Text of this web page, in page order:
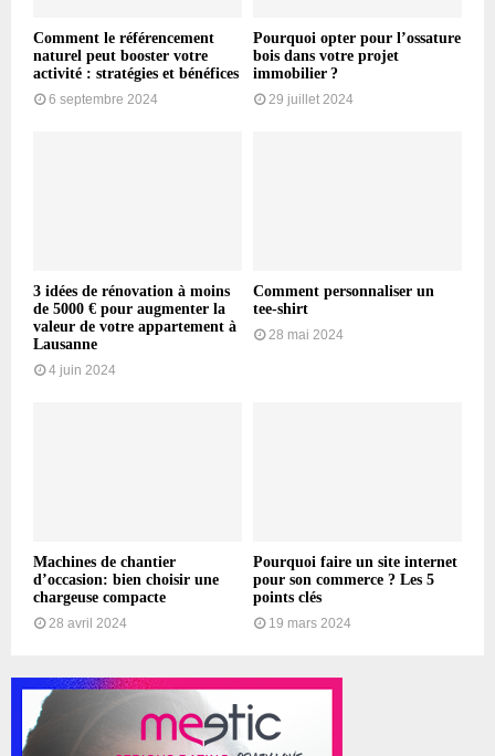
Comment le référencement
naturel peut booster votre
activité : stratégies et bénéfices
6 septembre 2024
Pourquoi opter pour l’ossature
bois dans votre projet
immobilier ?
29 juillet 2024
3 idées de rénovation à moins
de 5000 € pour augmenter la
valeur de votre appartement à
Lausanne
4 juin 2024
Comment personnaliser un
tee-shirt
28 mai 2024
Machines de chantier
d’occasion: bien choisir une
chargeuse compacte
28 avril 2024
Pourquoi faire un site internet
pour son commerce ? Les 5
points clés
19 mars 2024